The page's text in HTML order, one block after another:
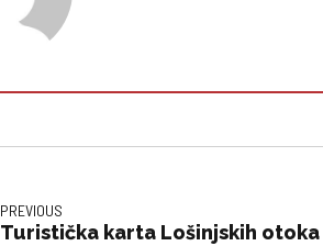
PREVIOUS
Turistička karta Lošinjskih otoka